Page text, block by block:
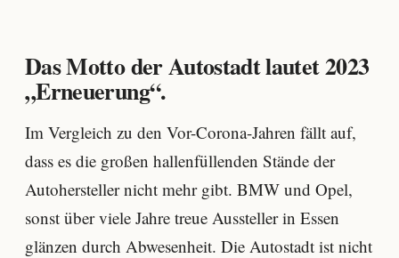
Das Motto der Autostadt lautet 2023
„Erneuerung“.
Im Vergleich zu den Vor-Corona-Jahren fällt auf,
dass es die großen hallenfüllenden Stände der
Autohersteller nicht mehr gibt. BMW und Opel,
sonst über viele Jahre treue Aussteller in Essen
glänzen durch Abwesenheit. Die Autostadt ist nicht